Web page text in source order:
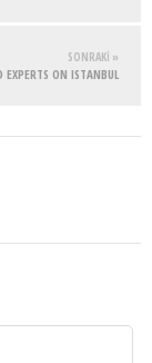
SONRAKI »
ON ISTANBUL